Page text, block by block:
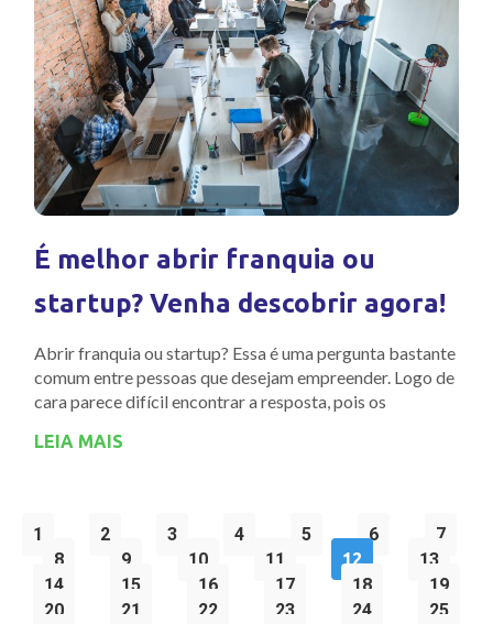
É melhor abrir franquia ou
startup? Venha descobrir agora!
Abrir franquia ou startup? Essa é uma pergunta bastante
comum entre pessoas que desejam empreender. Logo de
cara parece difícil encontrar a resposta, pois os
LEIA MAIS
1 2 3 4 5 6
7
8
9 10 11 12
13
14
15 16 17 18
19
20
21 22 23 24
25